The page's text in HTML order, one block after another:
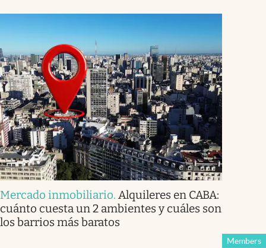
Mercado inmobiliario. Alquileres en CABA:
cuánto cuesta un 2 ambientes y cuáles son
los barrios más baratos
Members